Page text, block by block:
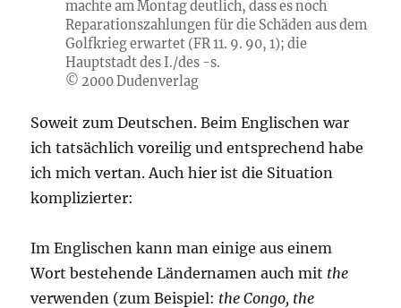
machte am Montag deutlich, dass es noch
Reparationszahlungen für die Schäden aus dem
Golfkrieg erwartet (FR 11. 9. 90, 1); die
Hauptstadt des I./des -s.
© 2000 Dudenverlag
Soweit zum Deutschen. Beim Englischen war
ich tatsächlich voreilig und entsprechend habe
ich mich vertan. Auch hier ist die Situation
komplizierter:
Im Englischen kann man einige aus einem
Wort bestehende Ländernamen auch mit the
verwenden (zum Beispiel: the Congo, the